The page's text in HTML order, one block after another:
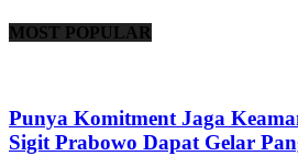
MOST POPULAR
Punya Komitment Jaga
Sigit Prabowo Dapat Gelar